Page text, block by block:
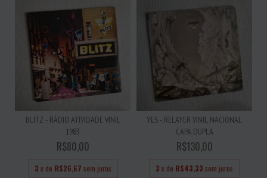
BLITZ - RÁDIO ATIVIDADE VINIL
1983
R$80,00
3 x de R$26,67 sem juros
YES - RELAYER VINIL NACIONAL
CAPA DUPLA
R$130,00
3 x de R$43,33 sem juros